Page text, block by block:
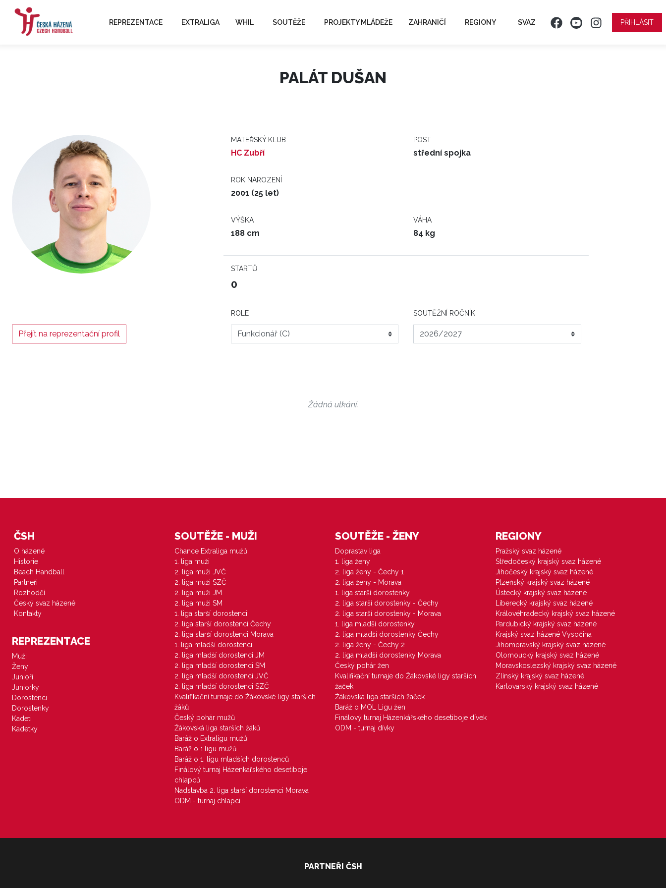
REPREZENTACE EXTRALIGA WHIL SOUTĚŽE PROJEKTY MLÁDEŽE ZAHRANIČÍ REGIONY SVAZ PŘIHLÁSIT
PALÁT DUŠAN
MATEŘSKÝ KLUB
HC Zubří
POST
střední spojka
ROK NAROZENÍ
2001 (25 let)
VÝŠKA
188 cm
VÁHA
84 kg
STARTŮ
0
Přejít na reprezentační profil
ROLE SOUTĚŽNÍ ROČNÍK
Žádná utkání.
ČSH
O házené
Historie
Beach Handball
Partneři
Rozhodčí
Český svaz házené
Kontakty
REPREZENTACE
Muži
Ženy
Junioři
Juniorky
Dorostenci
Dorostenky
Kadeti
Kadetky
SOUTĚŽE - MUŽI
Chance Extraliga mužů
1. liga muži
2. liga muži JVČ
2. liga muži SZČ
2. liga muži JM
2. liga muži SM
1. liga starší dorostenci
2. liga starší dorostenci Čechy
2. liga starší dorostenci Morava
1. liga mladší dorostenci
2. liga mladší dorostenci JM
2. liga mladší dorostenci SM
2. liga mladší dorostenci JVČ
2. liga mladší dorostenci SZČ
Kvalifikační turnaje do Žákovské ligy starších
žáků
Český pohár mužů
Žákovská liga starších žáků
Baráž o Extraligu mužů
Baráž o 1.ligu mužů
Baráž o 1. ligu mladších dorostenců
Finálový turnaj Házenkářského desetiboje
chlapců
Nadstavba 2. liga starší dorostenci Morava
ODM - turnaj chlapci
SOUTĚŽE - ŽENY
Doprastav liga
1. liga ženy
2. liga ženy - Čechy 1
2. liga ženy - Morava
1. liga starší dorostenky
2. liga starší dorostenky - Čechy
2. liga starší dorostenky - Morava
1. liga mladší dorostenky
2. liga mladší dorostenky Čechy
2. liga ženy - Čechy 2
2. liga mladší dorostenky Morava
Český pohár žen
Kvalifikační turnaje do Žákovské ligy starších
žaček
Žákovská liga starších žaček
Baráž o MOL Ligu žen
Finálový turnaj Házenkářského desetiboje dívek
ODM - turnaj dívky
REGIONY
Pražský svaz házené
Středočeský krajský svaz házené
Jihočeský krajský svaz házené
Plzeňský krajský svaz házené
Ústecký krajský svaz házené
Liberecký krajský svaz házené
Královéhradecký krajský svaz házené
Pardubický krajský svaz házené
Krajský svaz házené Vysočina
Jihomoravský krajský svaz házené
Olomoucký krajský svaz házené
Moravskoslezský krajský svaz házené
Zlínský krajský svaz házené
Karlovarský krajský svaz házené
PARTNEŘI ČSH